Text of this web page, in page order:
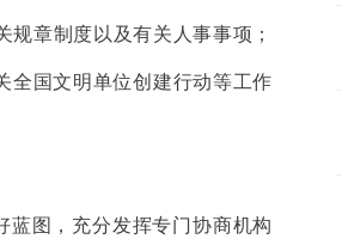
章制度以及有关人事事项；
全国文明单位创建行动等工作
蓝图，充分发挥专门协商机构